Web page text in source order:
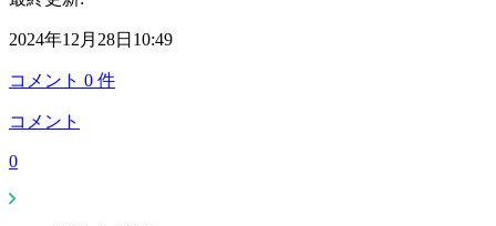
2024年12月28日10:49
コメント 0 件
コメント
0